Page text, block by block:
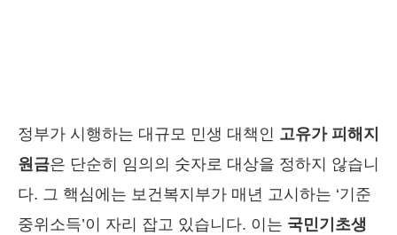
정부가 시행하는 대규모 민생 대책인 고유가 피해지
원금은 단순히 임의의 숫자로 대상을 정하지 않습니
다. 그 핵심에는 보건복지부가 매년 고시하는 ‘기준
중위소득’이 자리 잡고 있습니다. 이는 국민기초생